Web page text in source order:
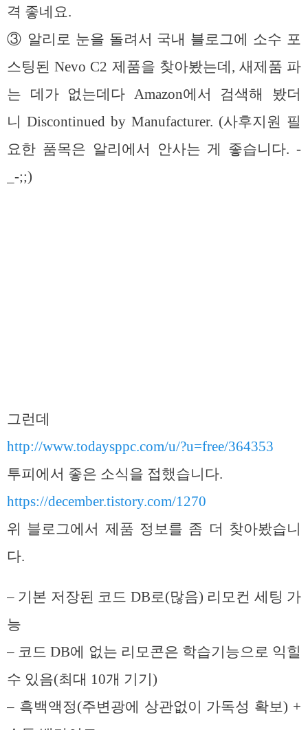
격 좋네요.
③ 알리로 눈을 돌려서 국내 블로그에 소수 포
스팅된 Nevo C2 제품을 찾아봤는데, 새제품 파
는 데가 없는데다 Amazon에서 검색해 봤더
니 Discontinued by Manufacturer. (사후지원 필
요한 품목은 알리에서 안사는 게 좋습니다. -
_-;;)
그런데
http://www.todaysppc.com/u/?u=free/364353
투피에서 좋은 소식을 접했습니다.
https://december.tistory.com/1270
위 블로그에서 제품 정보를 좀 더 찾아봤습니
다.
– 기본 저장된 코드 DB로(많음) 리모컨 세팅 가
능
– 코드 DB에 없는 리모콘은 학습기능으로 익힐
수 있음(최대 10개 기기)
– 흑백액정(주변광에 상관없이 가독성 확보) +